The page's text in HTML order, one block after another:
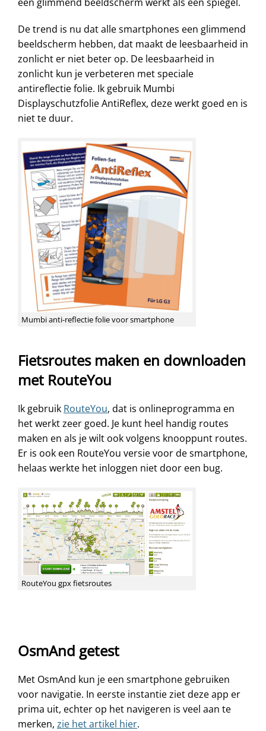
De trend is nu dat alle smartphones een glimmend
beeldscherm hebben, dat maakt de leesbaarheid in
zonlicht er niet beter op. De leesbaarheid in
zonlicht kun je verbeteren met speciale
antireflectie folie. Ik gebruik Mumbi
Displayschutzfolie AntiReflex, deze werkt goed en is
niet te duur.
Mumbi anti-reflectie folie voor smartphone
Fietsroutes maken en downloaden
met RouteYou
Ik gebruik RouteYou, dat is onlineprogramma en
het werkt zeer goed. Je kunt heel handig routes
maken en als je wilt ook volgens knooppunt routes.
Er is ook een RouteYou versie voor de smartphone,
helaas werkte het inloggen niet door een bug.
RouteYou gpx fietsroutes
OsmAnd getest
Met OsmAnd kun je een smartphone gebruiken
voor navigatie. In eerste instantie ziet deze app er
prima uit, echter op het navigeren is veel aan te
merken, zie het artikel hier.